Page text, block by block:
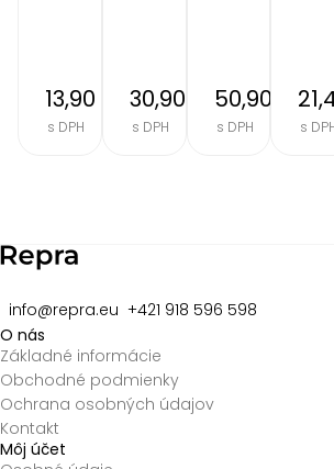
13,90 €
s DPH
30,90 €
s DPH
50,90 €
s DPH s
info@repra.eu +421 918 596 598
O nás
Základné informácie
Obchodné podmienky
Ochrana osobných údajov
Kontakt
Môj účet